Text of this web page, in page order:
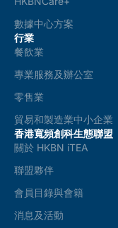
數據中心方案
行業
餐飲業
專業服務及辦公室
零售業
貿易和製造業中小企業
香港寬頻創科生態聯盟
關於 HKBN iTEA
聯盟夥伴
會員目錄與會籍
消息及活動